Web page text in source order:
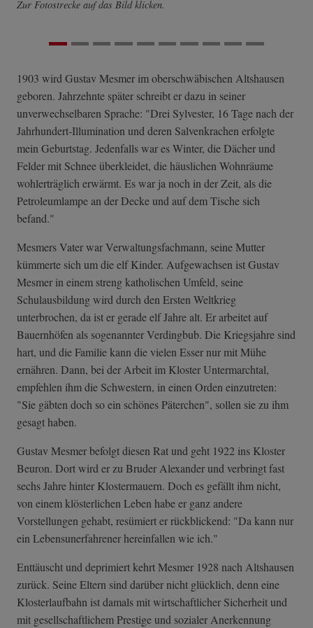
Zur Fotostrecke auf das Bild klicken.
1903 wird Gustav Mesmer im oberschwäbischen Altshausen
geboren. Jahrzehnte später schreibt er dazu in seiner
unverwechselbaren Sprache: "Drei Sylvester, 16 Tage nach der
Jahrhundert-Illumination und deren Salvenkrachen erfolgte
mein Geburtstag. Jedenfalls war es Winter, die Dächer und
Felder mit Schnee überkleidet, die häuslichen Wohnräume
wohlerträglich erwärmt. Es war ja noch in der Zeit, als die
Petroleumlampe an der Decke und auf dem Tische sich
befand."
Mesmers Vater war Verwaltungsfachmann, seine Mutter
kümmerte sich um die elf Kinder. Aufgewachsen ist Gustav
Mesmer in einem streng katholischen Umfeld, seine
Schulausbildung wird durch den Ersten Weltkrieg
unterbrochen, da ist er gerade elf Jahre alt. Er arbeitet auf
Bauernhöfen als sogenannter Verdingbub. Die Kriegsjahre sind
hart, und die Familie kann die vielen Esser nur mit Mühe
ernähren. Dann, bei der Arbeit im Kloster Untermarchtal,
empfehlen ihm die Schwestern, in einen Orden einzutreten:
"Sie gäbten doch so ein schönes Päterchen", sollen sie zu ihm
gesagt haben.
Gustav Mesmer befolgt diesen Rat und geht 1922 ins Kloster
Beuron. Dort wird er zu Bruder Alexander und verbringt fast
sechs Jahre hinter Klostermauern. Doch es gefällt ihm nicht,
von einem klösterlichen Leben habe er ganz andere
Vorstellungen gehabt, resümiert er rückblickend: "Da kann nur
ein Lebensunerfahrener hereinfallen wie ich."
Enttäuscht und deprimiert kehrt Mesmer 1928 nach Altshausen
zurück. Seine Eltern sind darüber nicht glücklich, denn eine
Klosterlaufbahn ist damals mit wirtschaftlicher Sicherheit und
mit gesellschaftlichem Prestige und sozialer Anerkennung